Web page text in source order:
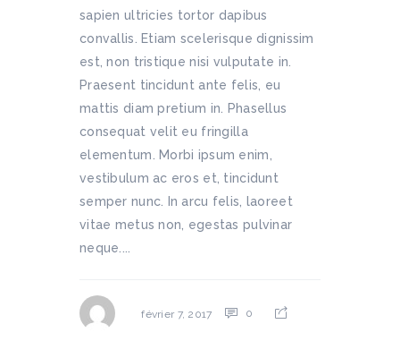
sapien ultricies tortor dapibus
convallis. Etiam scelerisque dignissim
est, non tristique nisi vulputate in.
Praesent tincidunt ante felis, eu
mattis diam pretium in. Phasellus
consequat velit eu fringilla
elementum. Morbi ipsum enim,
vestibulum ac eros et, tincidunt
semper nunc. In arcu felis, laoreet
vitae metus non, egestas pulvinar
neque....
février 7, 2017 0